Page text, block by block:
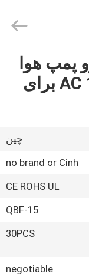
پمپ هوا
AC 110V 30kPA 15L / M برای
چین
no brand or Cinh
CE ROHS UL
QBF-15
30PCS
negotiable